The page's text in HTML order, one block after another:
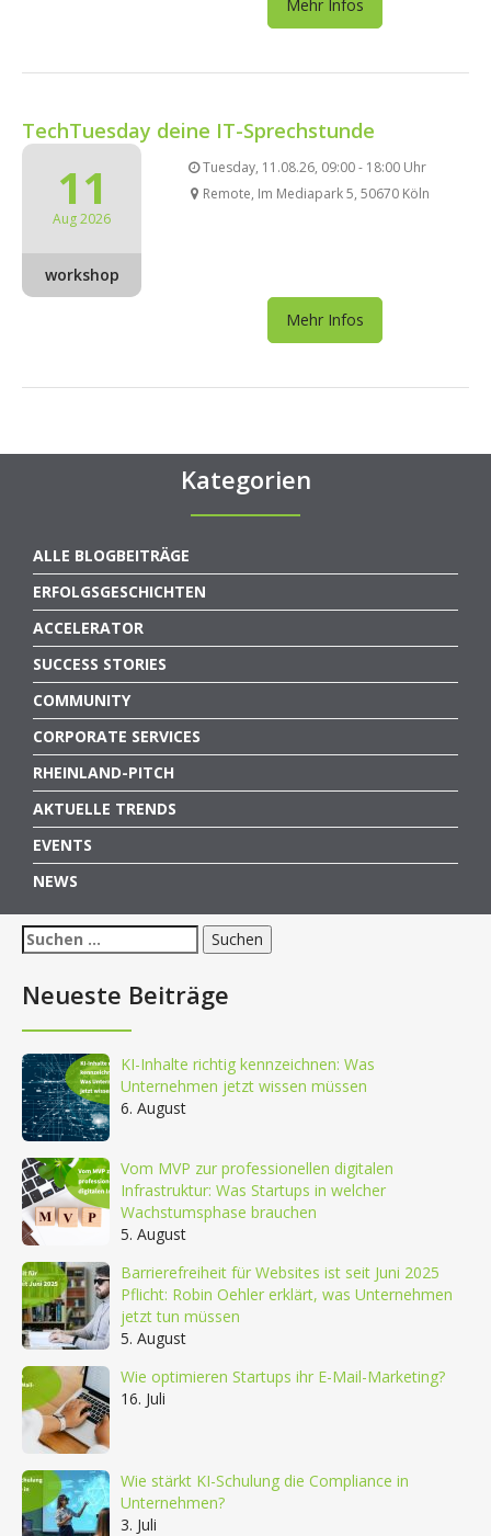
Mehr Infos
TechTuesday deine IT-Sprechstunde
11
Aug 2026
workshop
Tuesday, 11.08.26, 09:00 - 18:00 Uhr
Remote, Im Mediapark 5, 50670 Köln
Mehr Infos
Kategorien
ALLE BLOGBEITRÄGE
ERFOLGSGESCHICHTEN
ACCELERATOR
SUCCESS STORIES
COMMUNITY
CORPORATE SERVICES
RHEINLAND-PITCH
AKTUELLE TRENDS
EVENTS
NEWS
Suchen
nach:
Neueste Beiträge
KI-Inhalte richtig kennzeichnen: Was
Unternehmen jetzt wissen müssen
6. August
Vom MVP zur professionellen digitalen
Infrastruktur: Was Startups in welcher
Wachstumsphase brauchen
5. August
Barrierefreiheit für Websites ist seit Juni 2025
Pflicht: Robin Oehler erklärt, was Unternehmen
jetzt tun müssen
5. August
Wie optimieren Startups ihr E-Mail-Marketing?
16. Juli
Wie stärkt KI-Schulung die Compliance in
Unternehmen?
3. Juli